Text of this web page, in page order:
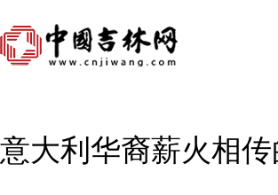
意大利华裔薪火相